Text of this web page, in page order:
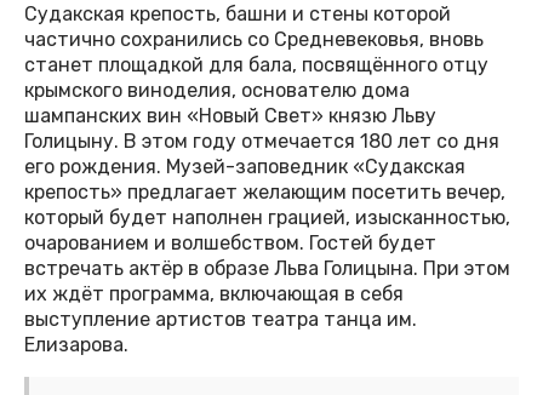
Судакская крепость, башни и стены которой
частично сохранились со Средневековья, вновь
станет площадкой для бала, посвящённого отцу
крымского виноделия, основателю дома
шампанских вин «Новый Свет» князю Льву
Голицыну. В этом году отмечается 180 лет со дня
его рождения. Музей-заповедник «Судакская
крепость» предлагает желающим посетить вечер,
который будет наполнен грацией, изысканностью,
очарованием и волшебством. Гостей будет
встречать актёр в образе Льва Голицына. При этом
их ждёт программа, включающая в себя
выступление артистов театра танца им.
Елизарова.